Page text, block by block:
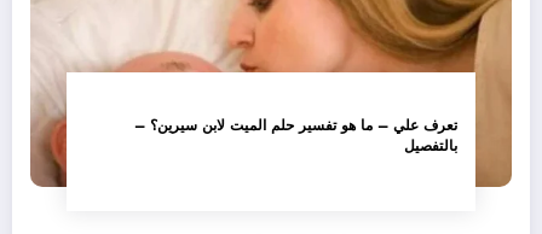
تعرف علي – ما هو تفسير حلم الميت لابن سيرين؟ –
بالتفصيل